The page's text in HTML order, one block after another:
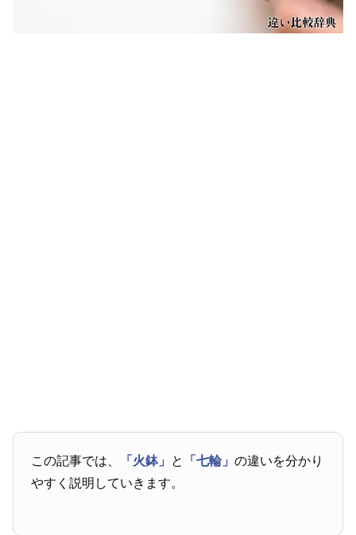
この記事では、 「火鉢」 と 「七輪」の違いを分かり
やすく説明していきます。